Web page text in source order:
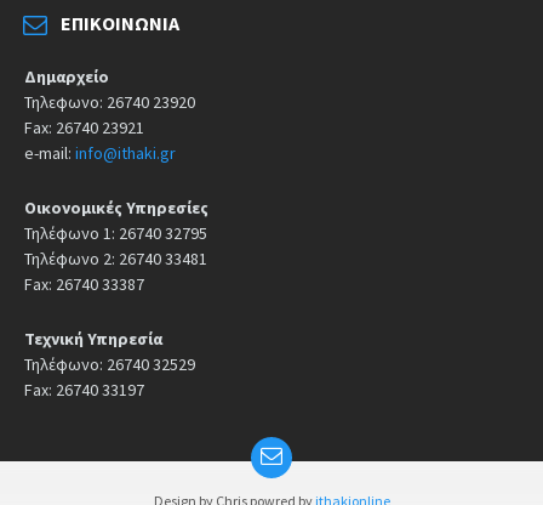
ΕΠΙΚΟΙΝΩΝΊΑ
Δημαρχείο
Τηλεφωνο: 26740 23920
Fax: 26740 23921
e-mail: info@ithaki.gr
Οικονομικές Υπηρεσίες
Τηλέφωνο 1: 26740 32795
Τηλέφωνο 2: 26740 33481
Fax: 26740 33387
Τεχνική Υπηρεσία
Τηλέφωνο: 26740 32529
Fax: 26740 33197
Design by Chris powred by ithakionline